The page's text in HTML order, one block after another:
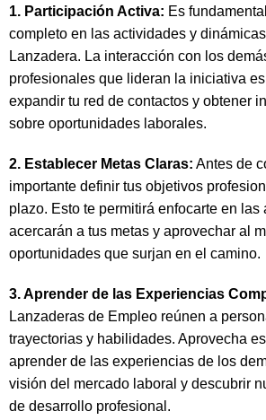
1. Participación Activa: Es
completo en las actividades y
Lanzadera. La interacción con los
profesionales que lideran la iniciativa
expandir tu red de contactos y obtener
sobre oportunidades laborales.
2. Establecer Metas Claras: Antes de
importante definir tus objetivos
plazo. Esto te permitirá enfocarte en las
acercarán a tus metas y aprovechar al
oportunidades que surjan en el camino.
3. Aprender de las Experiencias
Lanzaderas de Empleo reúnen a
trayectorias y habilidades. Aprovecha
aprender de las experiencias de los
visión del mercado laboral y descubrir
de desarrollo profesional.